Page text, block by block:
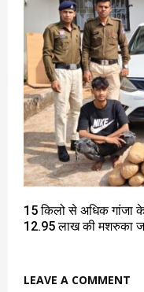
15 किलो से अधिक गांजा
12.95 लाख की मशरुका
LEAVE A COMMENT